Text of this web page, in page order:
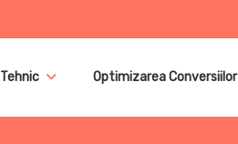
Tehnic Optimizarea Conversiilor